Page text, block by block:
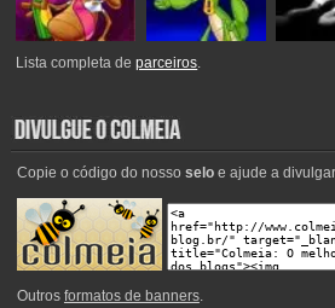
Lista completa deparceiros.
Copie o código do nosso seloe ajude a
Outros formatos de banners.